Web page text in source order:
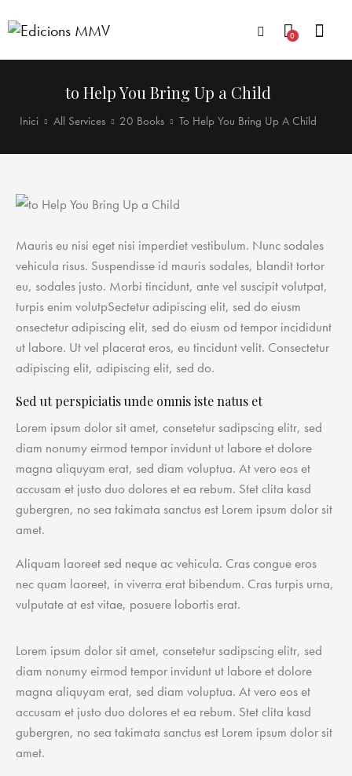
0
to Help You Bring Up a Child
Inici All Services 20 Books To Help You Bring Up A Child
Mauris eu nisi eget nisi imperdiet vestibulum. Nunc sodales
vehicula risus. Suspendisse id mauris sodales, blandit tortor
eu, sodales justo. Morbi tincidunt, ante vel suscipit volutpat,
turpis enim volutpSectetur adipiscing elit, sed do eiusm
onsectetur adipiscing elit, sed do eiusm od tempor incididunt
ut labore. Ut vel placerat eros, eu tincidunt velit. Consectetur
adipiscing elit, adipiscing elit, sed do.
Sed ut perspiciatis unde omnis iste natus et
Lorem ipsum dolor sit amet, consetetur sadipscing elitr, sed
diam nonumy eirmod tempor invidunt ut labore et dolore
magna aliquyam erat, sed diam voluptua. At vero eos et
accusam et justo duo dolores et ea rebum. Stet clita kasd
gubergren, no sea takimata sanctus est Lorem ipsum dolor sit
amet.
Aliquam laoreet sed neque ac vehicula. Cras congue eros
nec quam laoreet, in viverra erat bibendum. Cras turpis urna,
vulputate at est vitae, posuere lobortis erat.
Lorem ipsum dolor sit amet, consetetur sadipscing elitr, sed
diam nonumy eirmod tempor invidunt ut labore et dolore
magna aliquyam erat, sed diam voluptua. At vero eos et
accusam et justo duo dolores et ea rebum. Stet clita kasd
gubergren, no sea takimata sanctus est Lorem ipsum dolor sit
amet.